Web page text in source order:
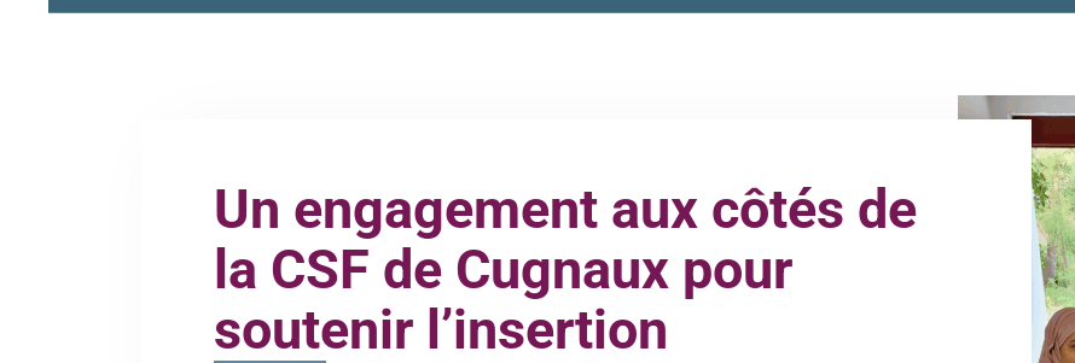
Un engagement aux côtés de
la CSF de Cugnaux pour
soutenir l’insertion